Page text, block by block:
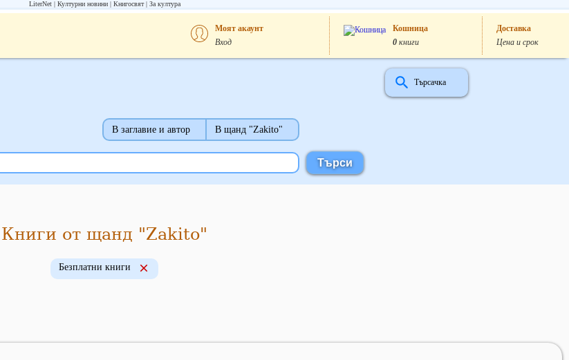
LiterNet Културни новини Книгосвят За култура
Моят акаунт
Вход
Кошница
0 книги
Доставка
Цена и срок
Търсачка
В заглавие и автор В щанд "Zakito"
Книги от щанд "Zakito"
Безплатни книги